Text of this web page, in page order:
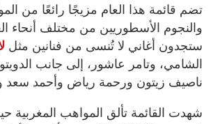
تضم قائمة هذا العام مزيجًا رائعًا من
والنجوم الأسطوريين من مختلف أنحاء
ستجدون أغاني لا تُنسى من فنانين مثل
الشامي، وتامر عاشور، إلى جانب
ناصيف زيتون ورحمة رياض وأحمد سعد
شهدت القائمة تألق المواهب المغربية